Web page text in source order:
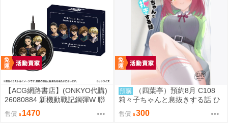
【ACG網路書店】(ONKYO代購)
26080884 新機動戰記鋼彈W 聯
名耳機 專屬充電器
售價 1470
預購
（四葉亭）預約8月 C108
莉々子ちゃんと息抜きする話 ひ
ろっち
售價 300